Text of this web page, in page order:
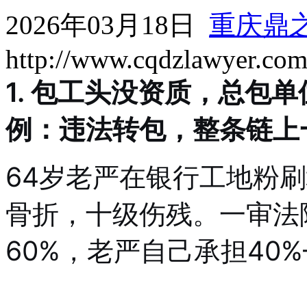
2026年03月18日 重庆鼎
http://www.cqdzlawyer.com
1. 包工头没资质，总包
例：违法转包，整条链
64岁老严在银行工地粉
骨折，十级伤残。一审
60%，老严自己承担